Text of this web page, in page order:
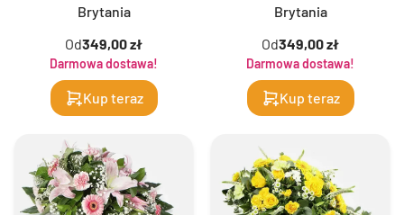
Brytania
Od349,00 zł
Darmowa dostawa!
Kup teraz
Brytania
Od349,00 zł
Darmowa dostawa!
Kup teraz